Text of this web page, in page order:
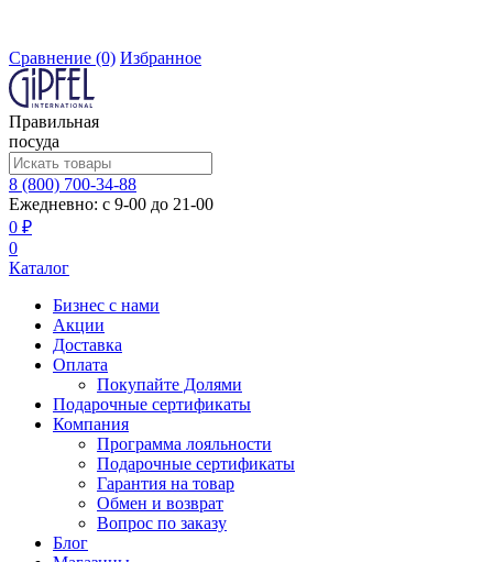
Сравнение (0) Избранное
Правильная
посуда
8 (800) 700-34-88
Ежедневно: с 9-00 до 21-00
0 ₽
0
Каталог
Бизнес с нами
Акции
Доставка
Оплата
Покупайте Долями
Подарочные сертификаты
Компания
Программа лояльности
Подарочные сертификаты
Гарантия на товар
Обмен и возврат
Вопрос по заказу
Блог